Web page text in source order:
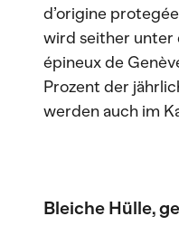
d’origine
wird seither unter
épineux de
Prozent der
werden auch im
Bleiche Hülle,